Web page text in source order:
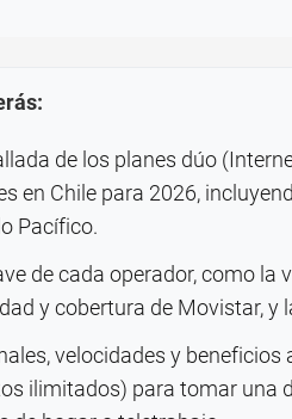
de los planes dúo
en Chile para 2026,
Pacífico.
de cada operador, como la
y cobertura de Movistar, y
velocidades y beneficios
ilimitados) para tomar una